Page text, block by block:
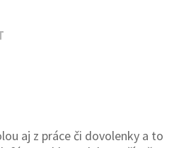
aj z práce či dovolenky a to